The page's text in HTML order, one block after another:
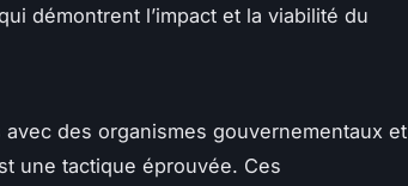
démontrent l’impact et la viabilité du
avec des organismes gouvernementaux et
une tactique éprouvée. Ces